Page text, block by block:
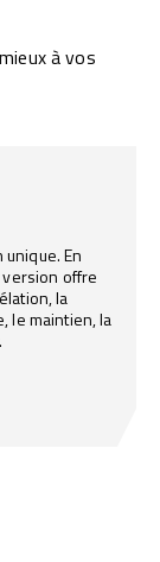
à vos
En
offre
la
le maintien, la